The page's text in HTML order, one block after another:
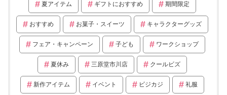
夏アイテム ギフトにおすすめ 期間限定
おすすめ お菓子・スイーツ キャラクターグッズ
フェア・キャンペーン 子ども ワークショップ
夏休み 三原堂市川店 クールビズ
新作アイテム イベント ビジカジ 礼服